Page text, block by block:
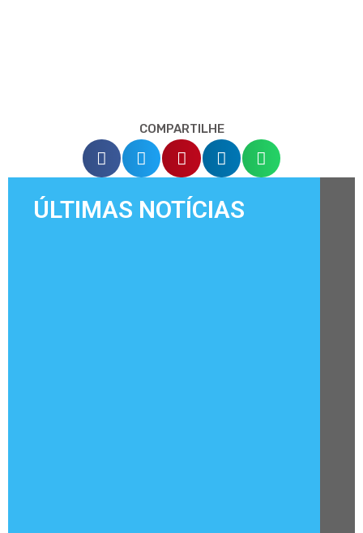
COMPARTILHE
ÚLTIMAS NOTÍCIAS